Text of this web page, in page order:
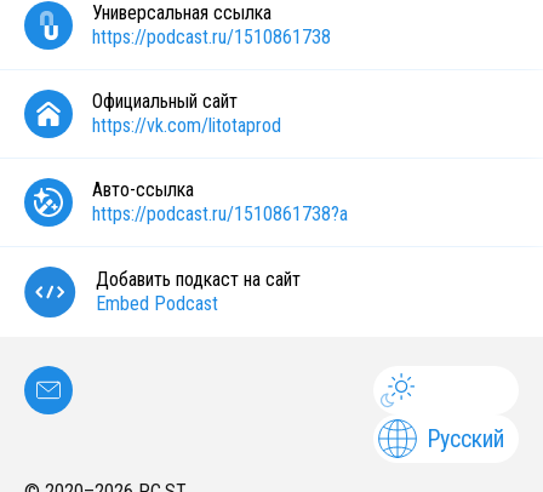
Универсальная ссылка
https://podcast.ru/1510861738
Официальный сайт
https://vk.com/litotaprod
Авто-ссылка
https://podcast.ru/1510861738?a
Добавить подкаст на сайт
Embed Podcast
Русский